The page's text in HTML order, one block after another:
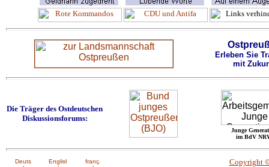
Erleben Sie
mit
Die Träger des Ostdeutschen
Diskussionsforums:
Junge
im BdV
Copyright